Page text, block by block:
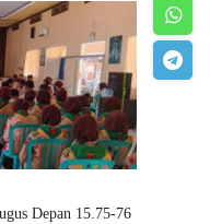
Depan 15.75-76